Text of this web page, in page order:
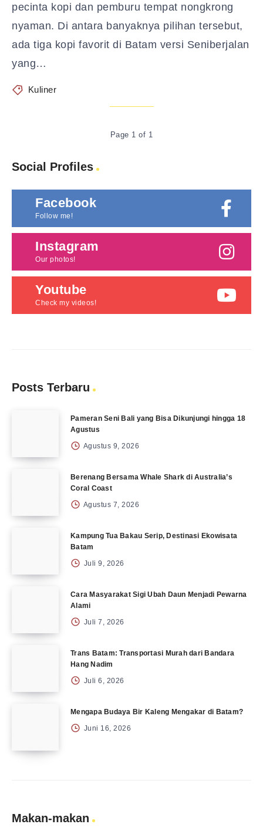
pecinta kopi dan pemburu tempat nongkrong
nyaman. Di antara banyaknya pilihan tersebut,
ada tiga kopi favorit di Batam versi Seniberjalan
yang…
Kuliner
Page 1 of 1
Social Profiles
Facebook
Follow me!
Instagram
Our photos!
Youtube
Check my videos!
Posts Terbaru
Pameran Seni Bali yang Bisa Dikunjungi hingga 18
Agustus
Agustus 9, 2026
Berenang Bersama Whale Shark di Australia’s
Coral Coast
Agustus 7, 2026
Kampung Tua Bakau Serip, Destinasi Ekowisata
Batam
Juli 9, 2026
Cara Masyarakat Sigi Ubah Daun Menjadi Pewarna
Alami
Juli 7, 2026
Trans Batam: Transportasi Murah dari Bandara
Hang Nadim
Juli 6, 2026
Mengapa Budaya Bir Kaleng Mengakar di Batam?
Juni 16, 2026
Makan-makan